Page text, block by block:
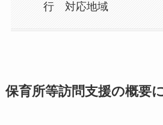
行 対応地域
保育所等訪問支援の概要